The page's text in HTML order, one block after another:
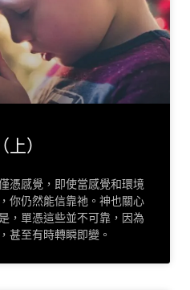
）
憑感覺，即使當感覺和環境
你仍然能信靠祂。神也關心
，單憑這些並不可靠，因為
甚至有時轉瞬即變。